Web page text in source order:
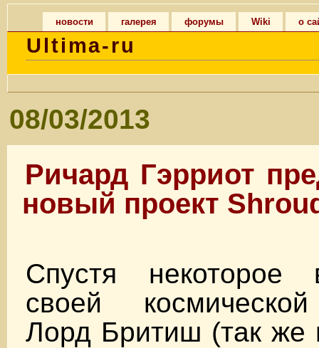
новости галерея форумы Wiki о
Ultima-ru
08/03/2013
Ричард Гэрриот
новый проект
Спустя некоторое
своей
Лорд Бритиш (так же